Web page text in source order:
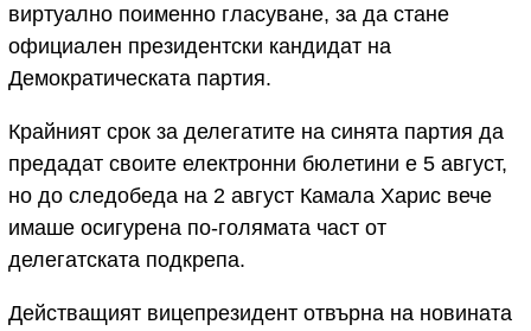
виртуално поименно гласуване, за да стане
официален президентски кандидат на
Демократическата партия.
Крайният срок за делегатите на синята партия да
предадат своите електронни бюлетини е 5 август,
но до следобеда на 2 август Камала Харис вече
имаше осигурена по-голямата част от
делегатската подкрепа.
Действащият вицепрезидент отвърна на новината